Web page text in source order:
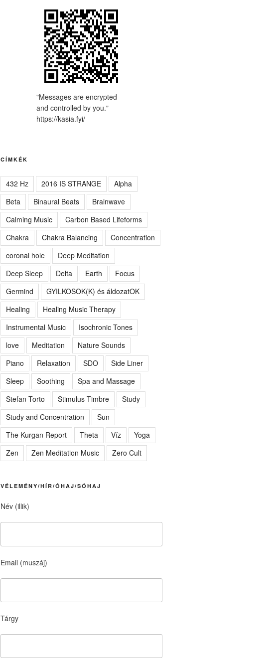
"Messages are encrypted
and controlled by you."
https://kasia.fyi/
CÍMKÉK
432 Hz 2016 IS STRANGE
Alpha
Beta
Binaural Beats
Brainwave
Calming Music
Carbon Based Lifeforms
Chakra
Chakra Balancing
Concentration
coronal hole
Deep Meditation
Deep Sleep
Delta Earth
Focus
Germind
GYILKOSOK(K) és áldozatOK
Healing
Healing Music Therapy
Instrumental Music
Isochronic Tones
love
Meditation
Nature Sounds
Piano
Relaxation SDO
Side Liner
Sleep
Soothing
Spa and Massage
Stefan Torto
Stimulus Timbre
Study
Study and Concentration
Sun
The Kurgan Report
Theta Víz
Yoga
Zen
Zen Meditation Music Zero Cult
VÉLEMÉNY/HÍR/ÓHAJ/SÓHAJ
Név (illik)
Email (muszáj)
Tárgy